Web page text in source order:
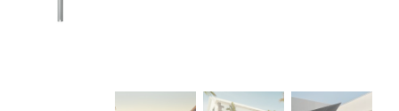
Balkonklemmen